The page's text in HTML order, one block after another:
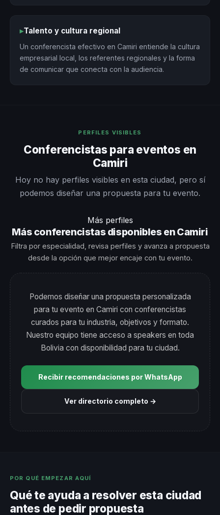
▸Talento y cultura regional
Un conferencista efectivo en Camiri entiende la cultura
empresarial local, los referentes regionales y la forma
de comunicar que conecta con la audiencia.
PERFILES VISIBLES
Conferencistas para eventos en
Camiri
Hoy no hay perfiles visibles en esta ciudad, pero sí
podemos diseñar una propuesta para tu evento.
Más perfiles
Más conferencistas disponibles en Camiri
Filtra por especialidad, revisa perfiles y avanza a propuesta
desde la opción que mejor encaje con tu evento.
Podemos diseñar una propuesta personalizada
para tu evento en Camiri con conferencistas
curados para tu industria, objetivos y formato.
Nuestro equipo tiene acceso a speakers en toda
Bolivia con disponibilidad para tu ciudad.
Recibir recomendaciones por WhatsApp
Ver directorio completo →
POR QUÉ EMPEZAR AQUÍ
Qué te ayuda a resolver esta ciudad
antes de pedir propuesta